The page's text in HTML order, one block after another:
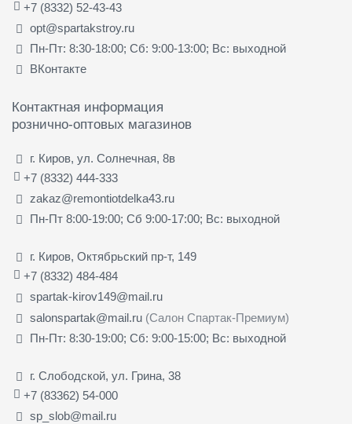
+7 (8332) 52-43-43
opt@spartakstroy.ru
Пн-Пт: 8:30-18:00; Сб: 9:00-13:00; Вс: выходной
ВКонтакте
Контактная информация
рознично-оптовых магазинов
г. Киров, ул. Солнечная, 8в
+7 (8332) 444-333
zakaz@remontiotdelka43.ru
Пн-Пт 8:00-19:00; Сб 9:00-17:00; Вс: выходной
г. Киров, Октябрьский пр-т, 149
+7 (8332) 484-484
spartak-kirov149@mail.ru
salonspartak@mail.ru (Салон Спартак-Премиум)
Пн-Пт: 8:30-19:00; Сб: 9:00-15:00; Вс: выходной
г. Слободской, ул. Грина, 38
+7 (83362) 54-000
sp_slob@mail.ru